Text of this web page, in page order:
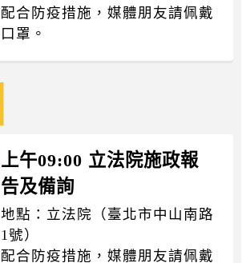
配合防疫措施，媒體朋友請佩戴
口罩。
上午09:00 立法院施政報
告及備詢
地點：立法院（臺北市中山南路
1號）
配合防疫措施，媒體朋友請佩戴